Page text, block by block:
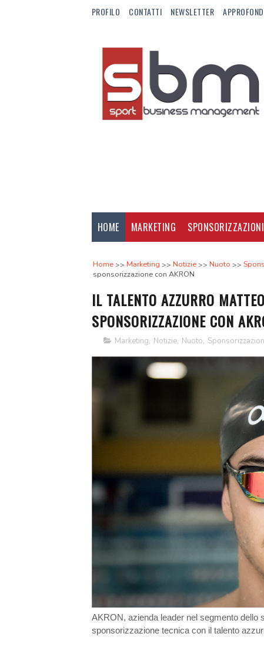
PROFILO CONTATTI NEWSLETTER
HOME MARKETING SPONSORIZZAZIONI
Home Marketing Notizie Nuoto
sponsorizzazione con AKRON
IL TALENTO AZZURRO
SPONSORIZZAZIONE CON
Marketing, Notizie, Nuoto,
AKRON, azienda leader nel segmento dello
sponsorizzazione tecnica con il talento